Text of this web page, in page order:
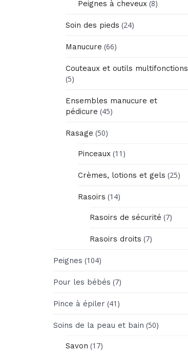
Peignes à cheveux (8)
Soin des pieds (24)
Manucure (66)
Couteaux et outils multifonctions
(5)
Ensembles manucure et
pédicure (45)
Rasage (50)
Pinceaux (11)
Crèmes, lotions et gels (25)
Rasoirs (14)
Rasoirs de sécurité (7)
Rasoirs droits (7)
Peignes (104)
Pour les bébés (7)
Pince à épiler (41)
Soins de la peau et bain (50)
Savon (17)